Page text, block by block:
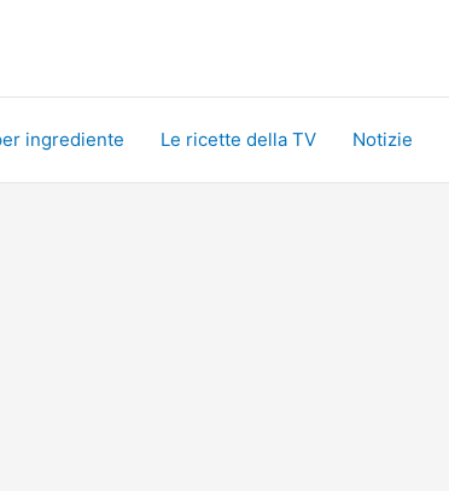
ingrediente Le ricette della TV Notizie